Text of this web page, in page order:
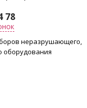
1 кГц
78
неразрушающего,
оборудования